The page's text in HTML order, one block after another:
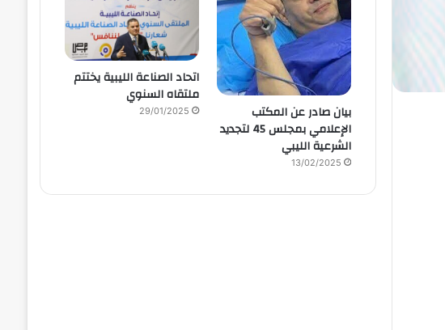
بيان صادر عن المكتب
الإعلامي بمجلس 45 لتجديد
الشرعية الليبي
13/02/2025
اتحاد الصناعة الليبية يختتم
ملتقاه السنوي
29/01/2025